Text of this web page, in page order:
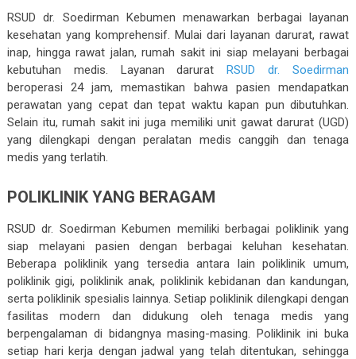
RSUD dr. Soedirman Kebumen menawarkan berbagai layanan
kesehatan yang komprehensif. Mulai dari layanan darurat, rawat
inap, hingga rawat jalan, rumah sakit ini siap melayani berbagai
kebutuhan medis. Layanan daruratRSUD dr. Soedirman
beroperasi 24 jam, memastikan bahwa pasien mendapatkan
perawatan yang cepat dan tepat waktu kapan pun dibutuhkan.
Selain itu, rumah sakit ini juga memiliki unit gawat darurat (UGD)
yang dilengkapi dengan peralatan medis canggih dan tenaga
medis yang terlatih.
POLIKLINIK YANG BERAGAM
RSUD dr. Soedirman Kebumen memiliki berbagai poliklinik yang
siap melayani pasien dengan berbagai keluhan kesehatan.
Beberapa poliklinik yang tersedia antara lain poliklinik umum,
poliklinik gigi, poliklinik anak, poliklinik kebidanan dan kandungan,
serta poliklinik spesialis lainnya. Setiap poliklinik dilengkapi dengan
fasilitas modern dan didukung oleh tenaga medis yang
berpengalaman di bidangnya masing-masing. Poliklinik ini buka
setiap hari kerja dengan jadwal yang telah ditentukan, sehingga